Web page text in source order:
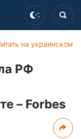
на украинском
РФ
– Forbes